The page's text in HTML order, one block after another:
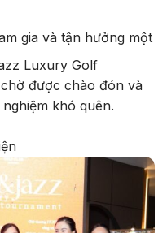
gia và tận hưởng một
Luxury Golf
được chào đón và
khó quên.